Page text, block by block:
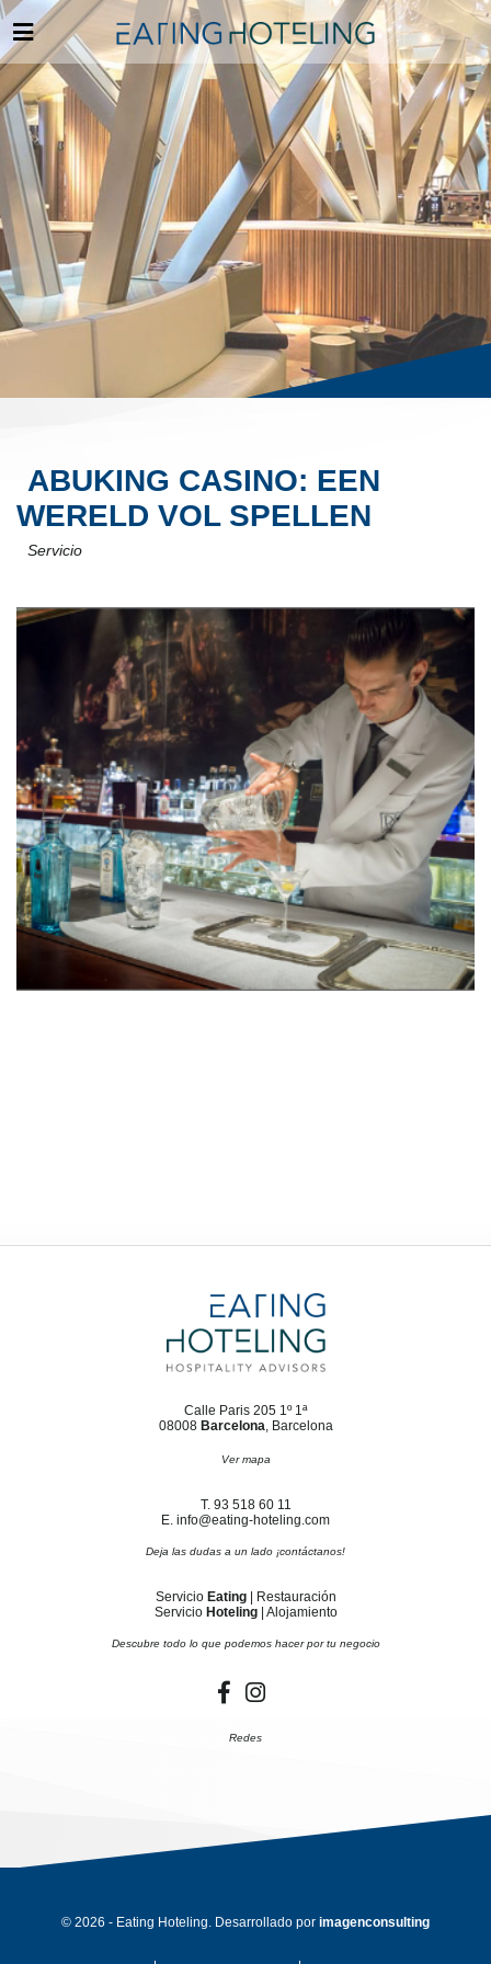
ABUKING CASINO: EEN
WERELD VOL SPELLEN
Servicio
Calle Paris 205 1º 1ª
08008 Barcelona, Barcelona
Ver mapa
T. 93 518 60 11
E. info@eating-hoteling.com
Deja las dudas a un lado ¡contáctanos!
Servicio Eating| Restauración
Servicio Hoteling| Alojamiento
Descubre todo lo que podemos hacer por tu negocio
Redes
© 2026 - Eating Hoteling. Desarrollado por imagenconsulting